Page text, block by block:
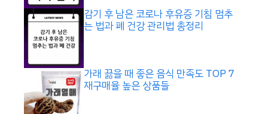
감기 후 남은 코로나 후유증 기침 멈추
는 법과 폐 건강 관리법 총정리
가래 끓을 때 좋은 음식 만족도 TOP 7
재구매율 높은 상품들